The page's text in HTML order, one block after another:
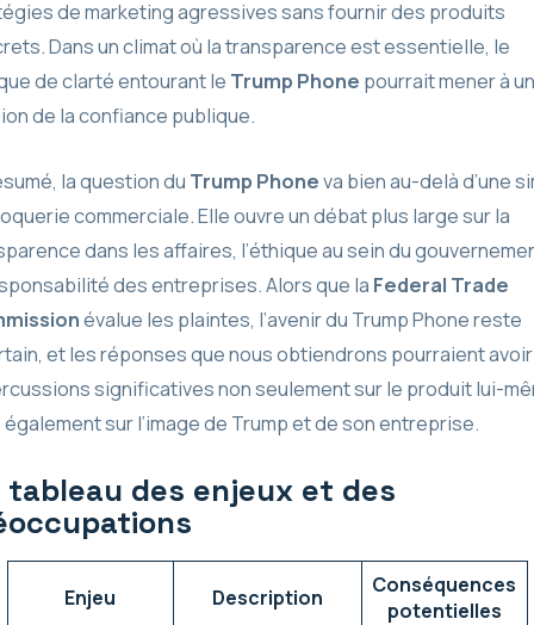
de marketing agressives sans fournir des produits
Dans un climat où la transparence est essentielle, le
de clarté entourant le Trump Phone pourrait mener à
de la confiance publique.
la question du Trump Phoneva bien au-delà d’une
commerciale. Elle ouvre un débat plus large sur la
dans les affaires, l’éthique au sein du
des entreprises. Alors que la Federal Trade
évalue les plaintes, l’avenir du Trump Phone reste
et les réponses que nous obtiendrons pourraient
significatives non seulement sur le produit lui-
également sur l’image de Trump et de son entreprise.
tableau des enjeux et des
Enjeu Description
Conséquences
potentielles